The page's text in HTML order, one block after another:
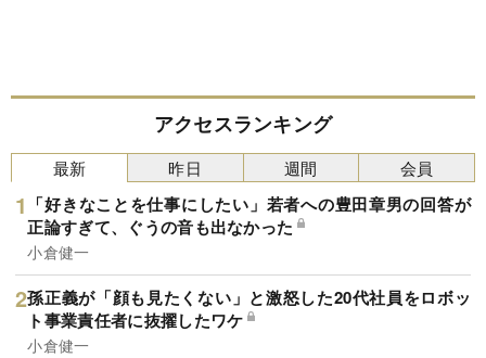
アクセスランキング
最新
「好きなことを仕事にしたい」若者への豊田章男の回答が
正論すぎて、ぐうの音も出なかった
小倉健一
孫正義が「顔も見たくない」と激怒した20代社員をロボッ
ト事業責任者に抜擢したワケ
小倉健一
昨日 週間 会員